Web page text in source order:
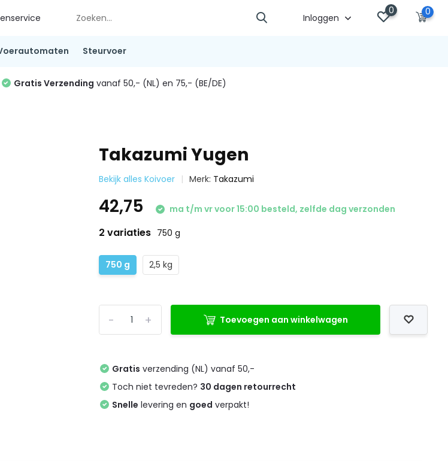
Inloggen
0 0
Steurvoer
Gratis Verzending vanaf 50,- (NL) en 75,- (BE/DE)
Takazumi Yugen
Bekijk alles Koivoer Merk: Takazumi
42,75 ma t/m vr voor 15:00 besteld, zelfde dag verzonden
2 variaties 750 g
750 g 2,5 kg
+
- Toevoegen aan winkelwagen
Gratis verzending (NL) vanaf 50,-
Toch niet tevreden? 30 dagen retourrecht
Snelle levering en goed verpakt!